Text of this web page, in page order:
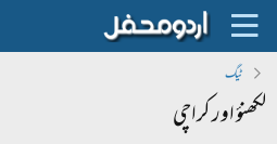
ٹیگ
لکھنؤ اور کراچی